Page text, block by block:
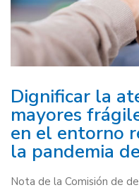
Dignificar la
mayores
en el entorno
la pandemia
Nota de la Comisión de